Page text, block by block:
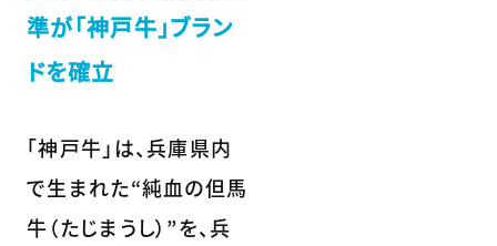
準が「神戸牛」ブラン
ドを確立
「神戸牛」は、兵庫県内
で生まれた“純血の但馬
牛（たじまうし）”を、兵